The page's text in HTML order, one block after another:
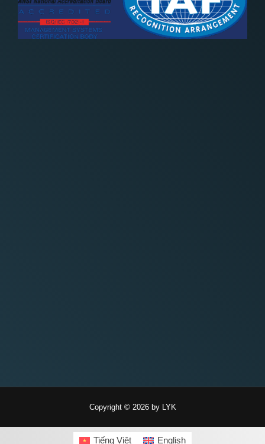
Copyright © 2026 by LYK
Tiếng Việt English